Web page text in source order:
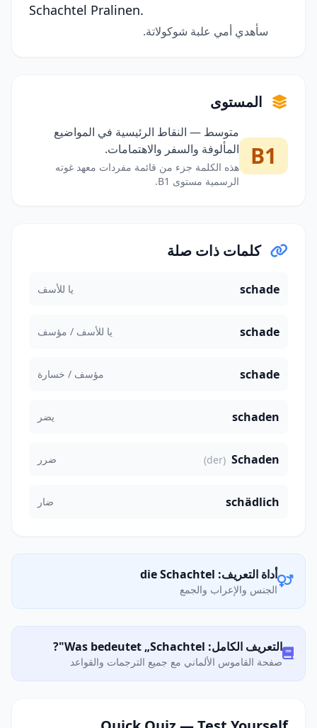
Schachtel Pralinen.
سأهدي أمي علبة شوكولاتة.
المستوى
B1
متوسط — النقاط الرئيسية في المواضيع
المألوفة والسفر والاهتمامات.
هذه الكلمة جزء من قائمة مفردات معهد غوته
الرسمية مستوى B1.
كلمات ذات صلة
schade يا للأسف
schade يا للأسف / مؤسف
schade مؤسف / خسارة
schaden يضر
Schaden
(der) ضرر
schädlich ضار
أداة التعريف: die Schachtel
الجنس والإعراب والجمع
التعريف الكامل: Was bedeutet „Schachtel"?
صفحة القاموس الألماني مع جميع الترجمات والقواعد